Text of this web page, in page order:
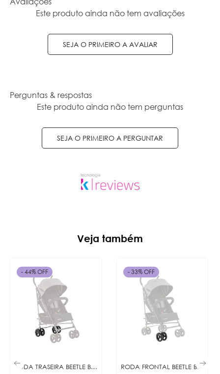
Este produto ainda não tem avaliações
SEJA O PRIMEIRO A AVALIAR
Perguntas & respostas
Este produto ainda não tem perguntas
SEJA O PRIMEIRO A PERGUNTAR
Veja também
RODA TRASEIRA BEETLE BLACK
- 44% OFF
RODA FRONTAL BEETLE BLACK
- 33% OFF